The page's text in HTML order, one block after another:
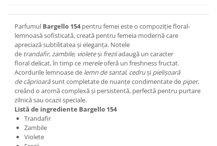
Parfumul Bargello 154pentru femei este o compoziție floral-
lemnoasă sofisticată, creată pentru femeia modernă care
apreciază subtilitatea și eleganța. Notele
de trandafir,zambile, violeteși freziiadaugă un caracter
floral delicat, în timp ce mereleoferă un freshness fructat.
Acordurile lemnoase de lemn de santal, cedruși pielișoară
de căprioarăsunt completate de nuanțe condimentate de piper,
creând o aromă complexă și persistentă, perfectă pentru purtare
zilnică sau ocazii speciale.
Listă de ingrediente Bargello 154
Trandafir
Zambile
Violete